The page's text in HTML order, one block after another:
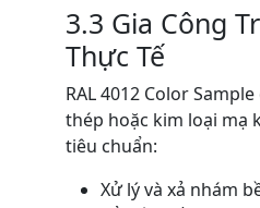
3.3 Gia Công
Thực Tế
RAL 4012 Color
thép hoặc kim loại mạ
tiêu chuẩn:
Xử lý và xả nhám